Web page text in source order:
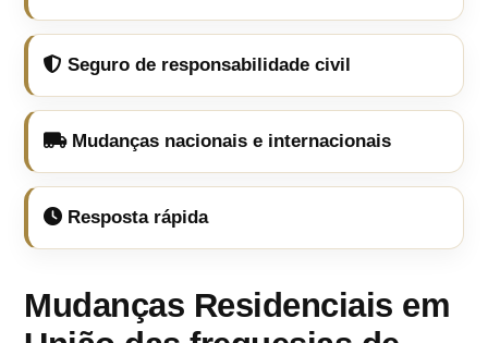
Seguro de responsabilidade civil
Mudanças nacionais e internacionais
Resposta rápida
Mudanças Residenciais em